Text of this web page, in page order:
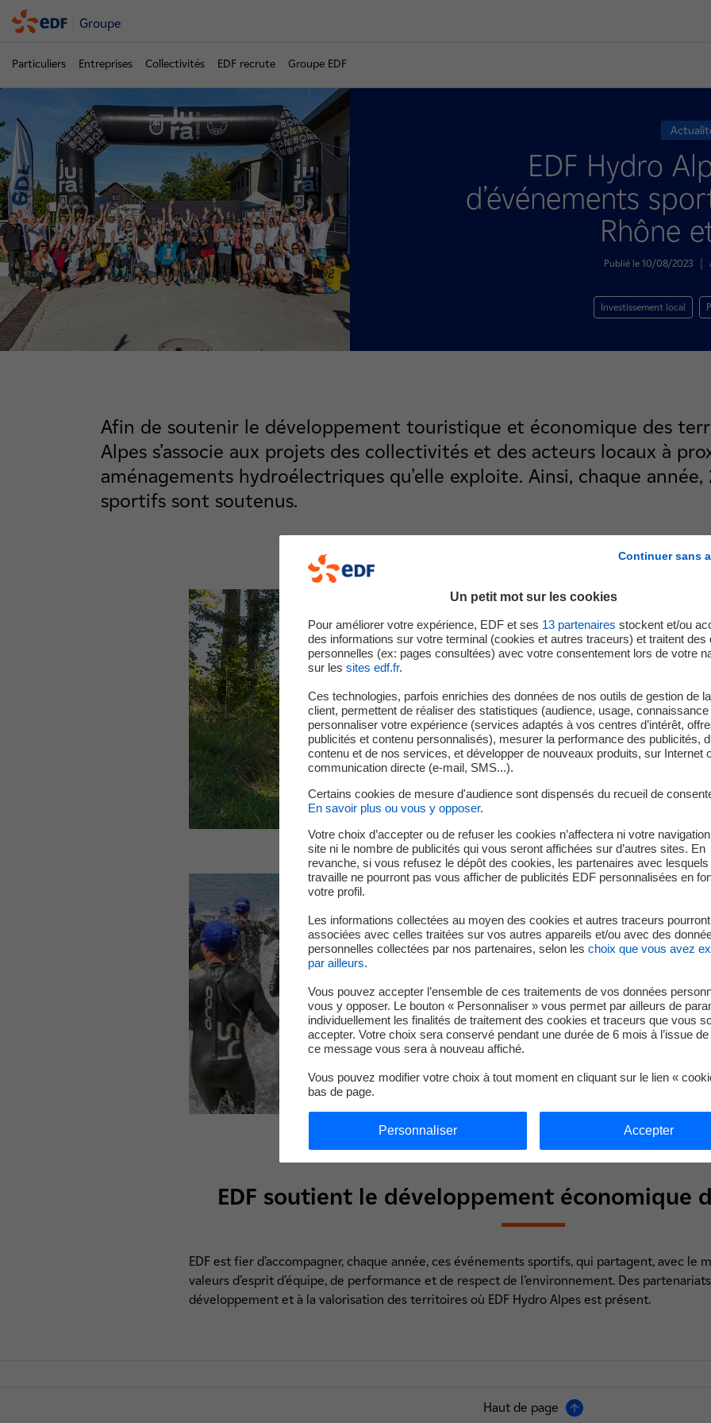
Groupe
Particuliers Entreprises Collectivités EDF recrute Groupe EDF
EDF Hydro
d’événements
Rhône
Publié le 10/08/2023
Investissement local
Afin de soutenir le développement touristique et économique des
Alpes s’associe aux projets des collectivités et des acteurs locaux à
aménagements hydroélectriques qu’elle exploite. Ainsi, chaque
sportifs sont soutenus.
Jur'Handi Race
multisport
Cet événement
le rayonnement de la
mais également le lac
de la Région
Jur'Handi Race est un
participants évoluent
sportif en situation
sportifs valides.
Le Triathlon
partenariat
Vallée de l'Ain
Avec plus de 35
Triathlon de Vouglans
sportive, soutenu par
impact, participe à
et de promotion du
l’essor touristique de
EDF soutient le développement économique
EDF est fier d’accompagner, chaque année, ces événements sportifs, qui partagent, avec le
valeurs d’esprit d’équipe, de performance et de respect de l’environnement. Des
développement et à la valorisation des territoires où EDF Hydro Alpes est présent.
Haut de page
Continuer sans
Un petit mot sur les cookies
Pour améliorer votre expérience, EDF et ses 13 partenaires stockent et/ou
des informations sur votre terminal (cookies et autres traceurs) et traitent des
personnelles (ex: pages consultées) avec votre consentement lors de votre
sur les sites edf.fr.
Ces technologies, parfois enrichies des données de nos outils de gestion de
client, permettent de réaliser des statistiques (audience, usage,
personnaliser votre expérience (services adaptés à vos centres d’intérêt,
publicités et contenu personnalisés), mesurer la performance des publicités,
contenu et de nos services, et développer de nouveaux produits, sur Internet
communication directe (e-mail, SMS...).
Certains cookies de mesure d'audience sont dispensés du recueil de
En savoir plus ou vous y opposer.
Votre choix d’accepter ou de refuser les cookies n’affectera ni votre
site ni le nombre de publicités qui vous seront affichées sur d’autres sites. En
revanche, si vous refusez le dépôt des cookies, les partenaires avec
travaille ne pourront pas vous afficher de publicités EDF personnalisées en
votre profil.
Les informations collectées au moyen des cookies et autres traceurs
associées avec celles traitées sur vos autres appareils et/ou avec des
personnelles collectées par nos partenaires, selon les choix que vous avez
par ailleurs.
Vous pouvez accepter l’ensemble de ces traitements de vos données
vous y opposer. Le bouton « Personnaliser » vous permet par ailleurs de
individuellement les finalités de traitement des cookies et traceurs que vous
accepter. Votre choix sera conservé pendant une durée de 6 mois à l’issue de
ce message vous sera à nouveau affiché.
Vous pouvez modifier votre choix à tout moment en cliquant sur le lien «
bas de page.
Personnaliser Accepter